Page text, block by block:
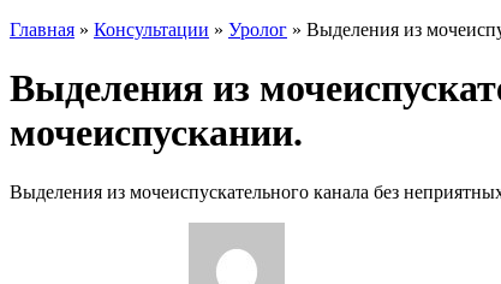
Главная » Консультации » Уролог » Выделения из
Выделения из
мочеиспускании.
Выделения из мочеиспускательного канала без